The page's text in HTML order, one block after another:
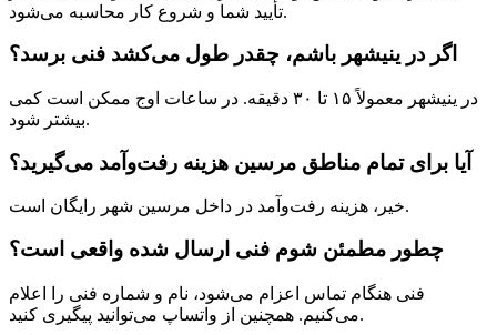
تأیید شما و شروع کار محاسبه می‌شود.
اگر در ینیشهر باشم، چقدر طول می‌کشد فنی برسد؟
در ینیشهر معمولاً ۱۵ تا ۳۰ دقیقه. در ساعات اوج ممکن است کمی
بیشتر شود.
آیا برای تمام مناطق مرسین هزینه رفت‌وآمد می‌گیرید؟
خیر، هزینه رفت‌وآمد در داخل مرسین شهر رایگان است.
چطور مطمئن شوم فنی ارسال شده واقعی است؟
فنی هنگام تماس اعزام می‌شود، نام و شماره فنی را اعلام
می‌کنیم. همچنین از واتساپ می‌توانید پیگیری کنید.